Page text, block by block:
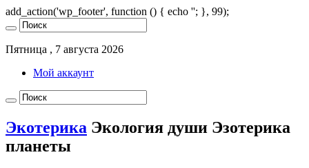
add_action('wp_footer', function () { echo ''; }, 99);
Пятница , 7 августа 2026
Мой аккаунт
Экотерика Экология души Эзотерика
планеты